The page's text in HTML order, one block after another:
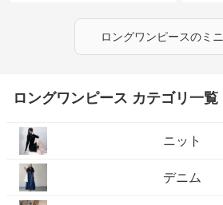
ロングワンピースのミニ
ロングワンピース カテゴリ一覧
ニット
デニム